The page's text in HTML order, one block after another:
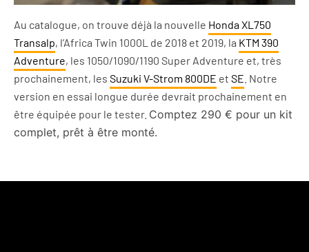
Au catalogue, on trouve déjà la nouvelle Honda XL750
Transalp, l’Africa Twin 1000L de 2018 et 2019, la KTM 390
Adventure, les 1050/1090/1190 Super Adventure et, très
prochainement, les Suzuki V-Strom 800DE et SE . Notre
version en essai longue durée devrait prochainement en
être équipée pour le tester. Comptez 290 € pour un kit
complet, prêt à être monté.